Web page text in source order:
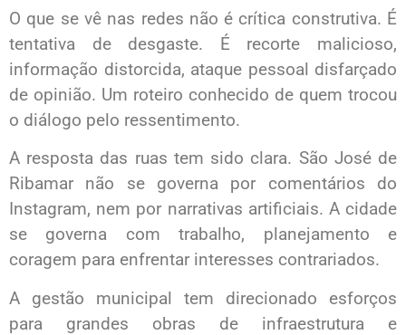
O que se vê nas redes não é crítica construtiva. É
tentativa de desgaste. É recorte malicioso,
informação distorcida, ataque pessoal disfarçado
de opinião. Um roteiro conhecido de quem trocou
o diálogo pelo ressentimento.
A resposta das ruas tem sido clara. São José de
Ribamar não se governa por comentários do
Instagram, nem por narrativas artificiais. A cidade
se governa com trabalho, planejamento e
coragem para enfrentar interesses contrariados.
A gestão municipal tem direcionado esforços
para grandes obras de infraestrutura e